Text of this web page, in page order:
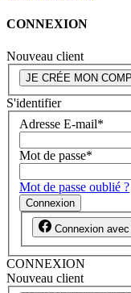
CONNEXION
Nouveau client
JE CRÉE MON
S'identifier
Adresse E-mail*
Mot de passe*
Mot de passe oublié ?
Connexion
Connexion
CONNEXION
Nouveau client